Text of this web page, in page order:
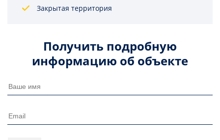
Закрытая территория
Получить подробную
информацию об объекте